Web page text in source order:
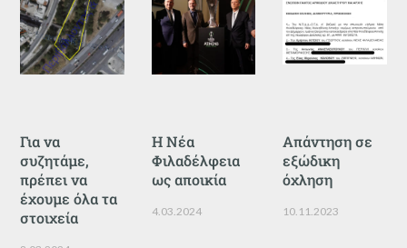
Για να
συζητάμε,
πρέπει να
έχουμε όλα τα
στοιχεία
Η Νέα
Φιλαδέλφεια
ως αποικία
4.03.2024
Απάντηση σε
εξώδικη
όχληση
10.11.2023